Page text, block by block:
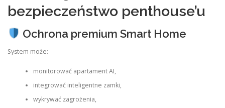
bezpieczeństwo penthouse’u
Ochrona premium Smart Home
System może:
monitorować apartament AI,
integrować inteligentne zamki,
wykrywać zagrożenia,